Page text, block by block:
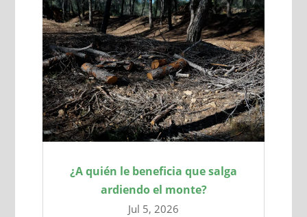
¿A quién le beneficia que salga
ardiendo el monte?
Jul 5, 2026